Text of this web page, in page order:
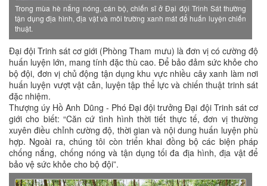
Trong mùa hè nắng nóng, cán bộ, chiến sĩ ở Đại đội Trinh Sát thường
tận dụng địa hình, địa vật và môi trường xanh mát để huấn luyện chiến
thuật.
Đại đội Trinh sát cơ giới (Phòng Tham mưu) là đơn vị có cường độ
huấn luyện lớn, mang tính đặc thù cao. Để bảo đảm sức khỏe cho
bộ đội, đơn vị chủ động tận dụng khu vực nhiều cây xanh làm nơi
huấn luyện vượt vật cản, luyện tập thể lực và chiến thuật trinh sát
đặc nhiệm.
Thượng úy Hồ Anh Dũng - Phó Đại đội trưởng Đại đội Trinh sát cơ
giới cho biết: “Căn cứ tình hình thời tiết thực tế, đơn vị thường
xuyên điều chỉnh cường độ, thời gian và nội dung huấn luyện phù
hợp. Ngoài ra, chúng tôi còn triển khai đồng bộ các biện pháp
chống nắng, chống nóng và tận dụng tối đa địa hình, địa vật để
bảo vệ sức khỏe cho bộ đội”.